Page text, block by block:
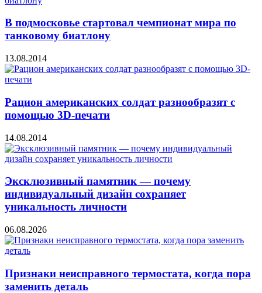
В подмосковье стартовал чемпионат мира по
танковому биатлону
13.08.2014
Рацион американских солдат разнообразят с
помощью 3D-печати
14.08.2014
Эксклюзивный памятник — почему
индивидуальный дизайн сохраняет
уникальность личности
06.08.2026
Признаки неисправного термостата, когда пора
заменить деталь